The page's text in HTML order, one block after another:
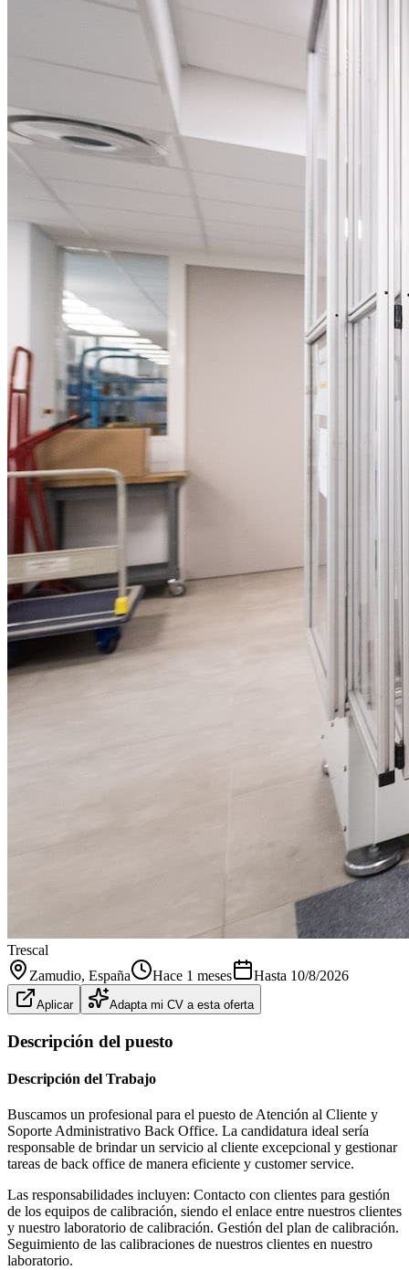
Trescal
Zamudio, España Hace 1 meses Hasta 10/8/2026
Aplicar Adapta mi CV a esta oferta
Descripción del puesto
Descripción del Trabajo
Buscamos un profesional para el puesto de Atención al Cliente y
Soporte Administrativo Back Office. La candidatura ideal sería
responsable de brindar un servicio al cliente excepcional y gestionar
tareas de back office de manera eficiente y customer service.
Las responsabilidades incluyen: Contacto con clientes para gestión
de los equipos de calibración, siendo el enlace entre nuestros clientes
y nuestro laboratorio de calibración. Gestión del plan de calibración.
Seguimiento de las calibraciones de nuestros clientes en nuestro
laboratorio.